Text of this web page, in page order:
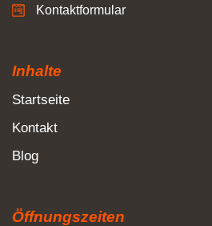
Kontaktformular
Inhalte
Startseite
Kontakt
Blog
Öffnungszeiten